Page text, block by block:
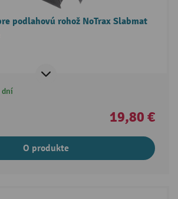
podlahovú rohož NoTrax Slabmat
dní
19,80 €
O produkte